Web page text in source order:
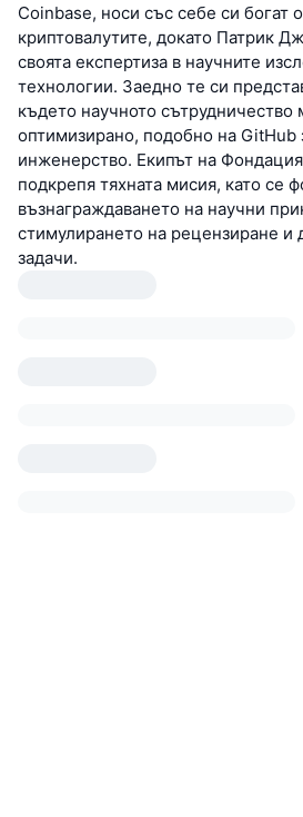
Coinbase, носи със себе си богат
криптовалутите, докато Патрик
своята експертиза в научните
технологии. Заедно те си
където научното
оптимизирано, подобно на GitHub
инженерство. Екипът на
подкрепя тяхната мисия, като се
възнаграждаването на научни
стимулирането на рецензиране и
задачи.